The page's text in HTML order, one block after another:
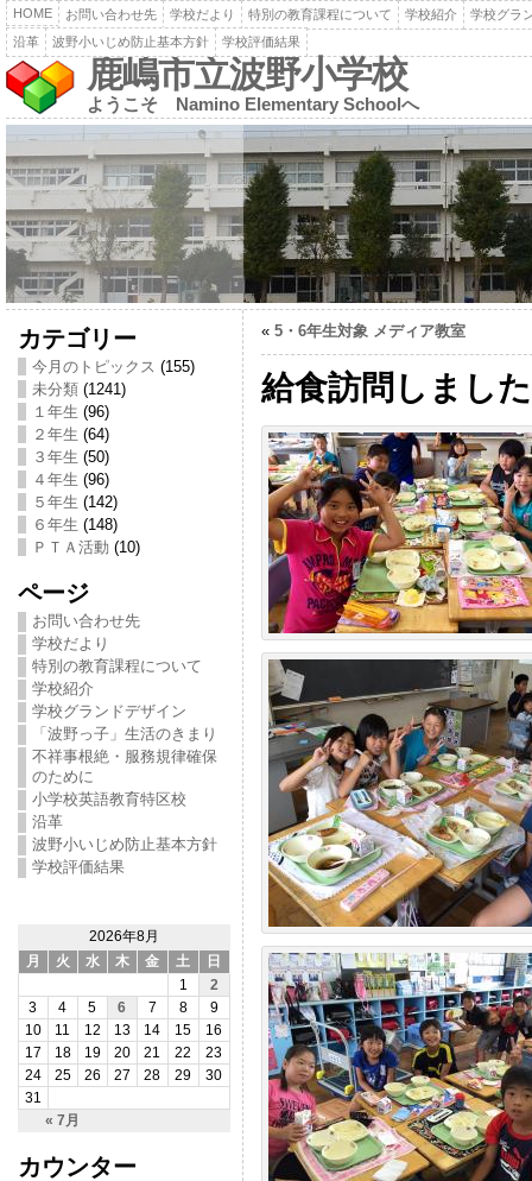
HOME お問い合わせ先 学校だより 特別の教育課程について 学校紹介
学校グラ
沿革
波野小いじめ防止基本方針 学校評価結果
鹿嶋市立波野小学校
ようこそ Namino Elementary Schoolへ
カテゴリー
今月のトピックス (155)
未分類(1241)
１年生 (96)
２年生 (64)
３年生 (50)
４年生 (96)
５年生 (142)
６年生 (148)
ＰＴＡ活動 (10)
ページ
お問い合わせ先
学校だより
特別の教育課程について
学校紹介
学校グランドデザイン
「波野っ子」生活のきまり
不祥事根絶・服務規律確保
のために
小学校英語教育特区校
沿革
波野小いじめ防止基本方針
学校評価結果
2026年8月
月
火 水 木 金 土 日
« 7月
1
2
3
4 5 6 7 8
9
10
11 12 13 14 15
16
17
18 19 20 21 22
23
24
25 26 27 28 29
30
31
カウンター
« 5・6年生対象 メディア教室
給食訪問しまし